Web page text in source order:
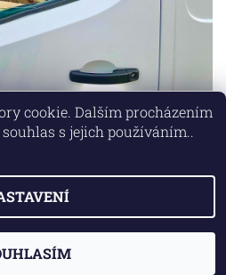
společnost X-VISION
všechna práva vyhrazena
Shoptet
cookie. Dalším procházením
s jejich používáním..